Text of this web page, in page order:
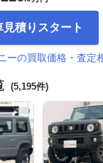
見積りスタート
ーの買取価格・査定
(5,195件)